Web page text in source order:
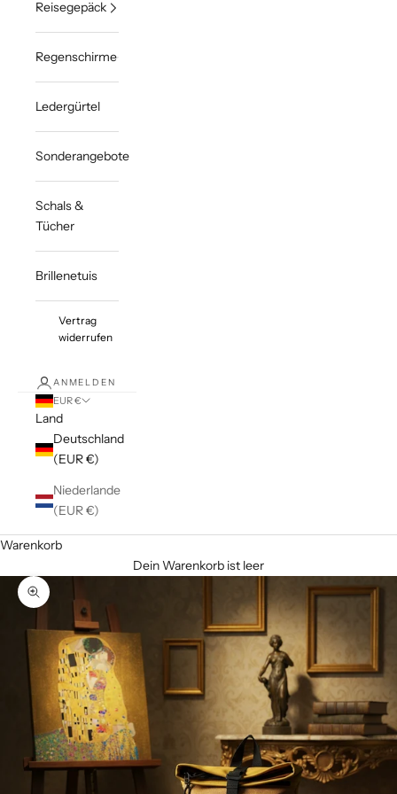
Reisegepäck
Regenschirme
Ledergürtel
Sonderangebote
Schals &
Tücher
Brillenetuis
Vertrag
widerrufen
ANMELDEN
EUR €
Land
Deutschland
(EUR €)
Niederlande
(EUR €)
Warenkorb
Dein Warenkorb ist leer
Bild vergrößern